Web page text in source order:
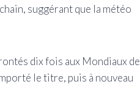
suggérant que la météo
dix fois aux Mondiaux de
le titre, puis à nouveau